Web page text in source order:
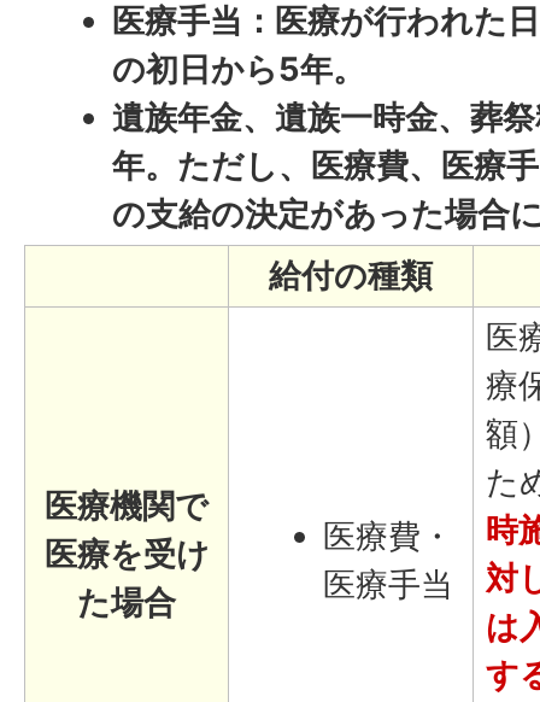
医療手当：医療が行われた
の初日から5年。
遺族年金、遺族一時金、葬
年。ただし、医療費、医療
の支給の決定があった場合
給付の種類
医療機関で
医療を受け
た場合
医療費・
医療手当
医
療
額
た
時
対
は
す